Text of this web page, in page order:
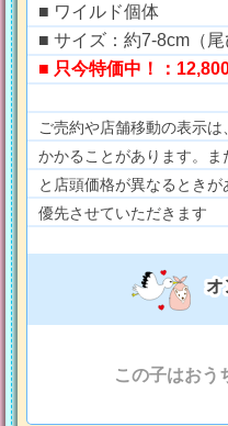
■ ワイルド個体
■ サイズ：約7-8cm（尾
■ 只今特価中！：
ご売約や店舗移動の表示
かかることがあります。
と店頭価格が異なるとき
優先させていただきます
オ
この子はおう